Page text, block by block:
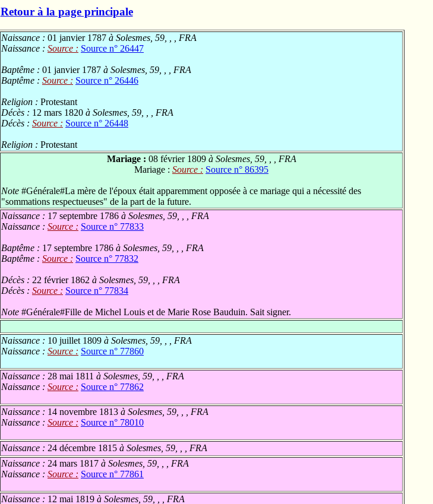
Retour à la page principale
Naissance : 01 janvier 1787 à Solesmes, 59, , , FRA
Naissance : Source : Source n° 26447
Baptême : 01 janvier 1787 à Solesmes, 59, , , FRA
Baptême : Source : Source n° 26446
Religion : Protestant
Décès : 12 mars 1820 à Solesmes, 59, , , FRA
Décès : Source : Source n° 26448
Religion : Protestant
Mariage : 08 février 1809à Solesmes, 59, , , FRA
Mariage : Source : Source n° 86395
Note #Générale#La mère de l'époux était apparemment opposée à ce mariage qui a nécessité des
"sommations respectueuses" de la part de la future.
Naissance : 17 septembre 1786 à Solesmes, 59, , , FRA
Naissance : Source : Source n° 77833
Baptême : 17 septembre 1786 à Solesmes, 59, , , FRA
Baptême : Source : Source n° 77832
Décès : 22 février 1862 à Solesmes, 59, , , FRA
Décès : Source : Source n° 77834
Note #Générale#Fille de Michel Louis et de Marie Rose Bauduin. Sait signer.
Naissance : 10 juillet 1809 à Solesmes, 59, , , FRA
Naissance : Source : Source n° 77860
Naissance : 28 mai 1811 à Solesmes, 59, , , FRA
Naissance : Source : Source n° 77862
Naissance : 14 novembre 1813 à Solesmes, 59, , , FRA
Naissance : Source : Source n° 78010
Naissance : 24 décembre 1815 à Solesmes, 59, , , FRA
Naissance : 24 mars 1817 à Solesmes, 59, , , FRA
Naissance : Source : Source n° 77861
Naissance : 12 mai 1819 à Solesmes, 59, , , FRA